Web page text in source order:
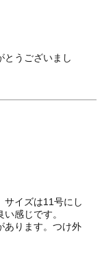
とうございまし
サイズは11号にし
感じです。
あります。つけ外